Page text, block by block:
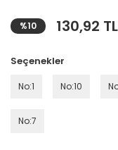
%10 130,92 TL
Seçenekler
No:1 No:10
No:7